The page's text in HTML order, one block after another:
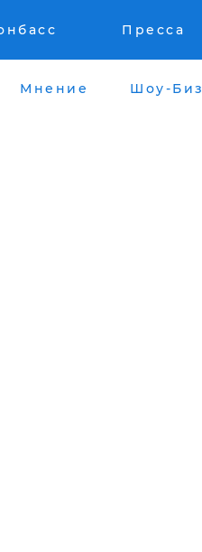
Пресса
Мнение Шоу-Биз